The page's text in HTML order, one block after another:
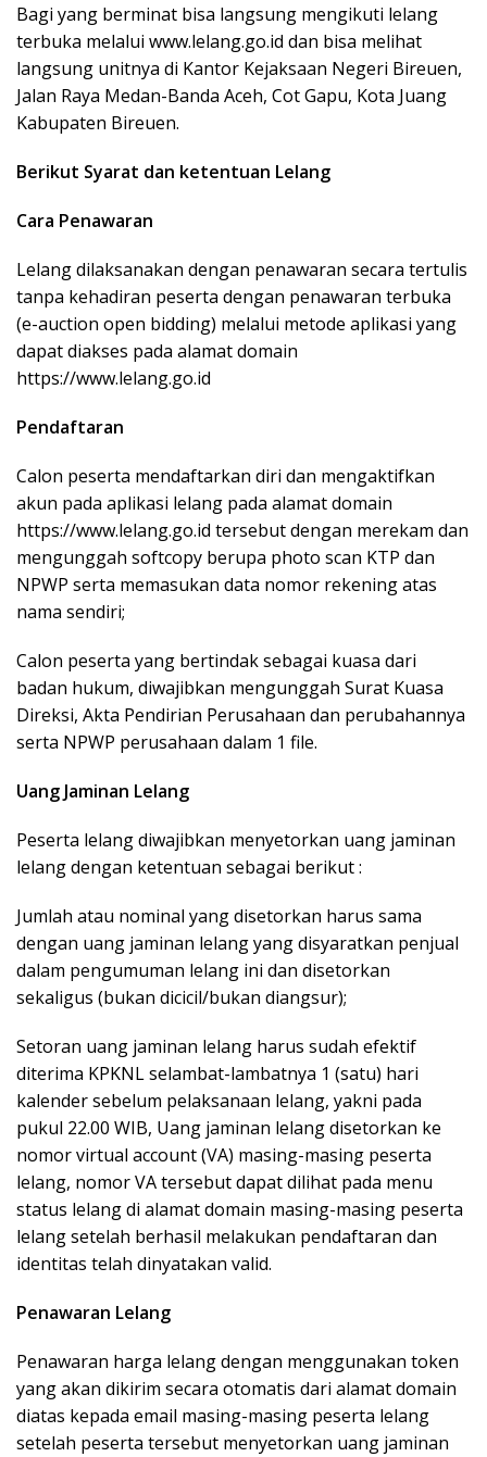
Bagi yang berminat bisa langsung mengikuti lelang
terbuka melalui www.lelang.go.id dan bisa melihat
langsung unitnya di Kantor Kejaksaan Negeri Bireuen,
Jalan Raya Medan-Banda Aceh, Cot Gapu, Kota Juang
Kabupaten Bireuen.
Berikut Syarat dan ketentuan Lelang
Cara Penawaran
Lelang dilaksanakan dengan penawaran secara tertulis
tanpa kehadiran peserta dengan penawaran terbuka
(e-auction open bidding) melalui metode aplikasi yang
dapat diakses pada alamat domain
https://www.lelang.go.id
Pendaftaran
Calon peserta mendaftarkan diri dan mengaktifkan
akun pada aplikasi lelang pada alamat domain
https://www.lelang.go.id tersebut dengan merekam dan
mengunggah softcopy berupa photo scan KTP dan
NPWP serta memasukan data nomor rekening atas
nama sendiri;
Calon peserta yang bertindak sebagai kuasa dari
badan hukum, diwajibkan mengunggah Surat Kuasa
Direksi, Akta Pendirian Perusahaan dan perubahannya
serta NPWP perusahaan dalam 1 file.
Uang Jaminan Lelang
Peserta lelang diwajibkan menyetorkan uang jaminan
lelang dengan ketentuan sebagai berikut :
Jumlah atau nominal yang disetorkan harus sama
dengan uang jaminan lelang yang disyaratkan penjual
dalam pengumuman lelang ini dan disetorkan
sekaligus (bukan dicicil/bukan diangsur);
Setoran uang jaminan lelang harus sudah efektif
diterima KPKNL selambat-lambatnya 1 (satu) hari
kalender sebelum pelaksanaan lelang, yakni pada
pukul 22.00 WIB, Uang jaminan lelang disetorkan ke
nomor virtual account (VA) masing-masing peserta
lelang, nomor VA tersebut dapat dilihat pada menu
status lelang di alamat domain masing-masing peserta
lelang setelah berhasil melakukan pendaftaran dan
identitas telah dinyatakan valid.
Penawaran Lelang
Penawaran harga lelang dengan menggunakan token
yang akan dikirim secara otomatis dari alamat domain
diatas kepada email masing-masing peserta lelang
setelah peserta tersebut menyetorkan uang jaminan